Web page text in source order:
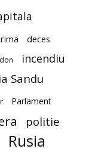
deces
incendiu
Sandu
Parlament
politie
Rusia